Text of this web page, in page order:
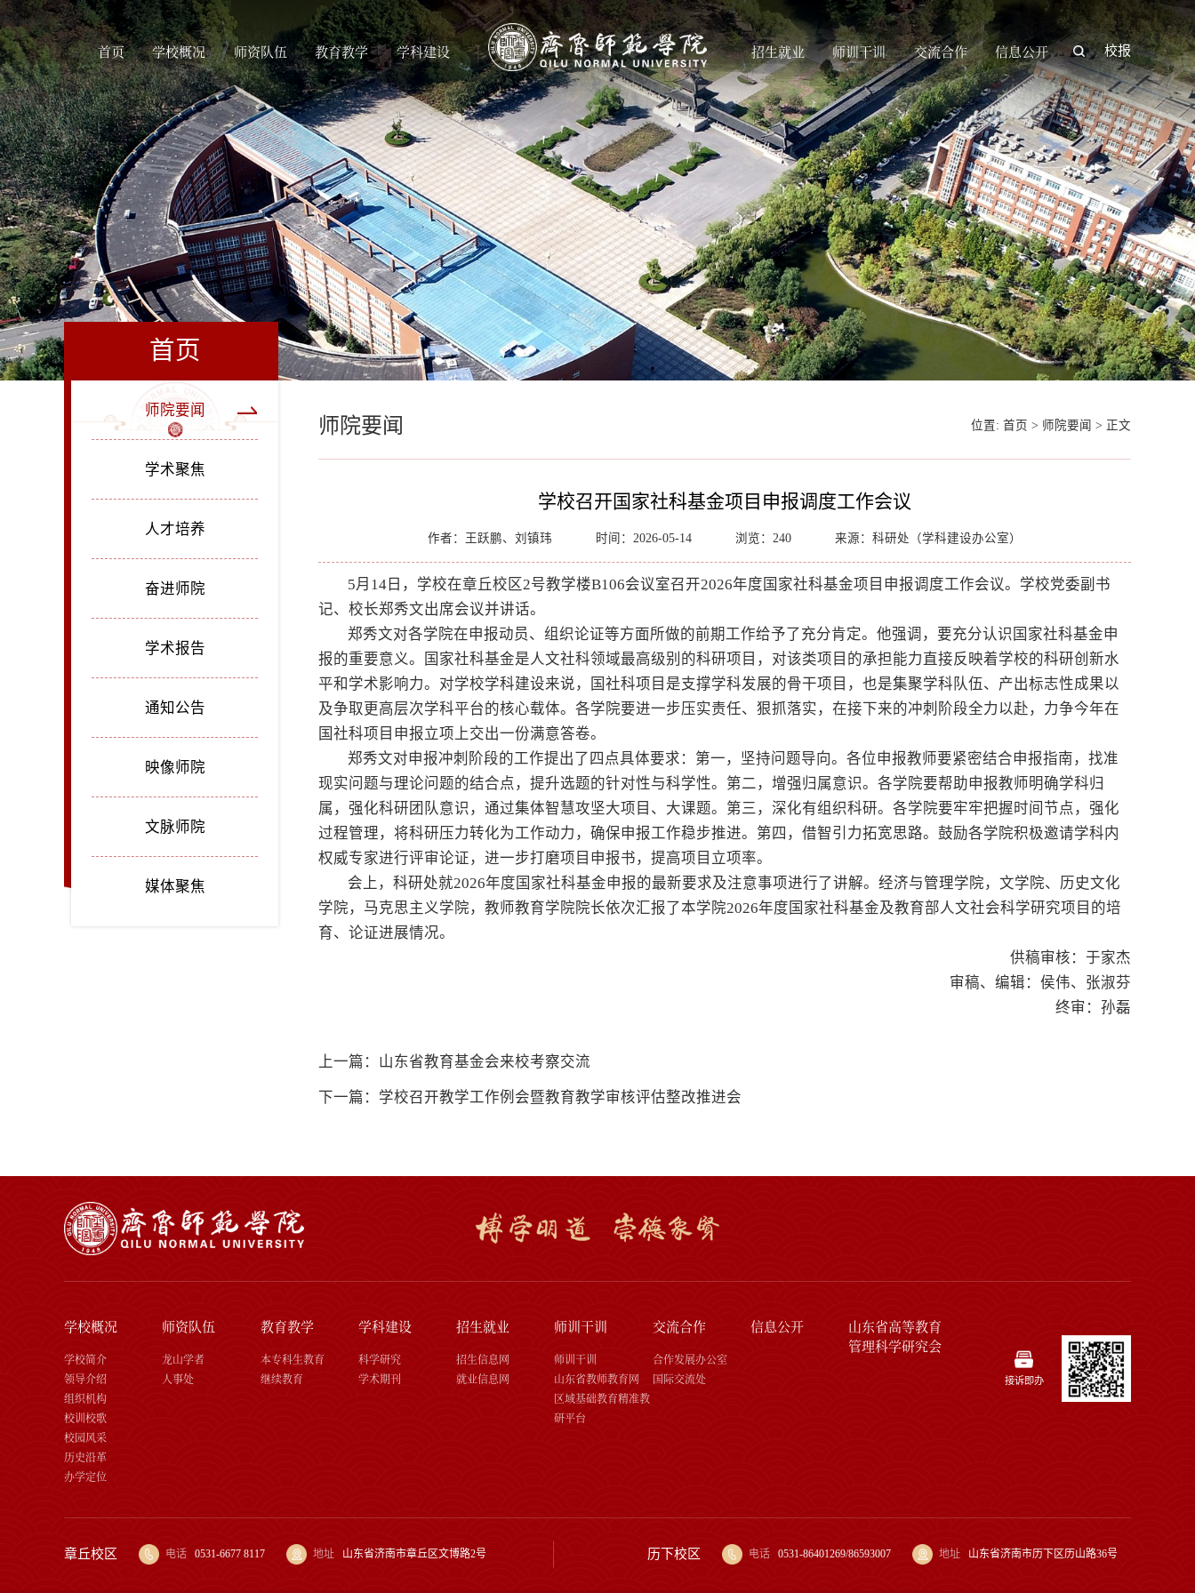
首页 学校概况 师资队伍 教育教学 学科建设 招生就业 师训干训 交流合作 信息公开 校报
首页
师院要闻
学术聚焦
人才培养
奋进师院
学术报告
通知公告
映像师院
文脉师院
媒体聚焦
师院要闻 位置: 首页 > 师院要闻 > 正文
学校召开国家社科基金项目申报调度工作会议
作者：王跃鹏、刘镇玮 时间：2026-05-14 浏览： 240 来源：科研处（学科建设办公室）
5月14日，学校在章丘校区2号教学楼B106会议室召开2026年度国家社科基金项目申报调度工作会议。学校党委副书
记、校长郑秀文出席会议并讲话。
郑秀文对各学院在申报动员、组织论证等方面所做的前期工作给予了充分肯定。他强调，要充分认识国家社科基金申
报的重要意义。国家社科基金是人文社科领域最高级别的科研项目，对该类项目的承担能力直接反映着学校的科研创新水
平和学术影响力。对学校学科建设来说，国社科项目是支撑学科发展的骨干项目，也是集聚学科队伍、产出标志性成果以
及争取更高层次学科平台的核心载体。各学院要进一步压实责任、狠抓落实，在接下来的冲刺阶段全力以赴，力争今年在
国社科项目申报立项上交出一份满意答卷。
郑秀文对申报冲刺阶段的工作提出了四点具体要求：第一，坚持问题导向。各位申报教师要紧密结合申报指南，找准
现实问题与理论问题的结合点，提升选题的针对性与科学性。第二，增强归属意识。各学院要帮助申报教师明确学科归
属，强化科研团队意识，通过集体智慧攻坚大项目、大课题。第三，深化有组织科研。各学院要牢牢把握时间节点，强化
过程管理，将科研压力转化为工作动力，确保申报工作稳步推进。第四，借智引力拓宽思路。鼓励各学院积极邀请学科内
权威专家进行评审论证，进一步打磨项目申报书，提高项目立项率。
会上，科研处就2026年度国家社科基金申报的最新要求及注意事项进行了讲解。经济与管理学院，文学院、历史文化
学院，马克思主义学院，教师教育学院院长依次汇报了本学院2026年度国家社科基金及教育部人文社会科学研究项目的培
育、论证进展情况。
供稿审核：于家杰
审稿、编辑：侯伟、张淑芬
终审：孙磊
上一篇：山东省教育基金会来校考察交流
下一篇：学校召开教学工作例会暨教育教学审核评估整改推进会
学校概况
学校简介
领导介绍
组织机构
校训校歌
校园风采
历史沿革
办学定位
师资队伍
龙山学者
人事处
教育教学
本专科生教育
继续教育
学科建设
科学研究
学术期刊
招生就业
招生信息网
就业信息网
师训干训
师训干训
山东省教师教育网
区域基础教育精准教
研平台
交流合作
合作发展办公室
国际交流处
信息公开
山东省高等教育
管理科学研究会
接诉即办
章丘校区 电话 0531-6677 8117 地址 山东省济南市章丘区文博路2号 历下校区 电话 0531-86401269/86593007 地址 山东省济南市历下区历山路36号